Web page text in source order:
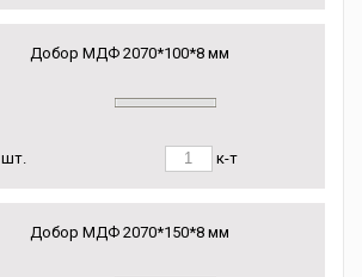
Добор МДФ 2070*100*8 мм
шт. к-т
Добор МДФ 2070*150*8 мм